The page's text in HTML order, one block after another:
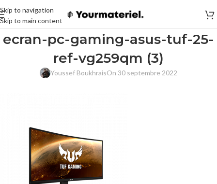
Skip to navigation
Skip to main content
ecran-pc-gaming-asus-tuf-25-
ref-vg259qm (3)
Youssef BoukhraisOn 30 septembre 2022